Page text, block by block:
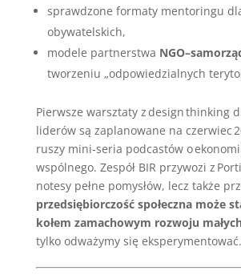
sprawdzone formaty mentoringu
obywatelskich,
modele partnerstwa
tworzeniu „odpowiedzialnych
Pierwsze warsztaty z design thinking
liderów są zaplanowane na czerwiec
ruszy mini‑seria podcastów o
wspólnego. Zespół BIR przywozi z
notesy pełne pomysłów, lecz także
przedsiębiorczość społeczna może
kołem zamachowym rozwoju
tylko odważymy się eksperymentować.